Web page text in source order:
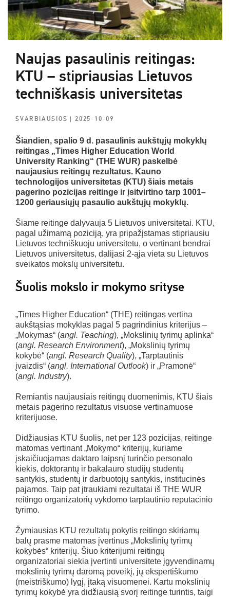
Naujas pasaulinis reitingas:
KTU – stipriausias Lietuvos
techniškasis universitetas
SVARBIAUSIOS| 2025-10-09
Šiandien, spalio 9 d. pasaulinis aukštųjų mokyklų
reitingas „Times Higher Education World
University Ranking“ (THE WUR) paskelbė
naujausius reitingų rezultatus. Kauno
technologijos universitetas (KTU) šiais metais
pagerino pozicijas reitinge ir įsitvirtino tarp 1001–
1200 geriausiųjų pasaulio aukštųjų mokyklų.
Šiame reitinge dalyvauja 5 Lietuvos universitetai. KTU,
pagal užimamą poziciją, yra pripažįstamas stipriausiu
Lietuvos techniškuoju universitetu, o vertinant bendrai
Lietuvos universitetus, dalijasi 2-ąja vieta su Lietuvos
sveikatos mokslų universitetu.
Šuolis mokslo ir mokymo srityse
„Times Higher Education“ (THE) reitingas vertina
aukštąsias mokyklas pagal 5 pagrindinius kriterijus –
„Mokymas“ (angl. Teaching), „Mokslinių tyrimų aplinka“
(angl. Research Environment), „Mokslinių tyrimų
kokybė“ (angl. Research Quality), „Tarptautinis
įvaizdis“ (angl. International Outlook) ir „Pramonė“
(angl. Industry).
Remiantis naujausiais reitingų duomenimis, KTU šiais
metais pagerino rezultatus visuose vertinamuose
kriterijuose.
Didžiausias KTU šuolis, net per 123 pozicijas, reitinge
matomas vertinant „Mokymo“ kriterijų, kuriame
įskaičiuojamas daktaro laipsnį turinčio personalo
kiekis, doktorantų ir bakalauro studijų studentų
santykis, studentų ir darbuotojų santykis, institucinės
pajamos. Taip pat įtraukiami rezultatai iš THE WUR
reitingo organizatorių vykdomo tarptautinio reputacinio
tyrimo.
Žymiausias KTU rezultatų pokytis reitingo skiriamų
balų prasme matomas įvertinus „Mokslinių tyrimų
kokybės“ kriterijų. Šiuo kriterijumi reitingų
organizatoriai siekia įvertinti universitete įgyvendinamų
mokslinių tyrimų daromą poveikį, jų ekspertiškumo
(meistriškumo) lygį, įtaką visuomenei. Kartu mokslinių
tyrimų kokybė yra didžiausią svorį reitinge turintis, taigi